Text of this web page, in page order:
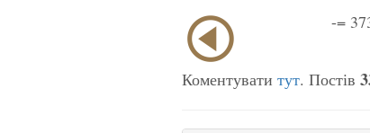
-=
Коментувати тут. Постів